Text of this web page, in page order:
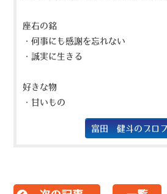
座右の銘
・何事にも感謝を忘れない
・誠実に生きる
好きな物
・甘いもの
富田 健斗のプロ